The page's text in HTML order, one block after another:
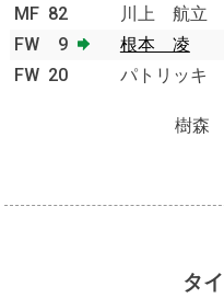
MF 82
川上 航立
FW
9 根本 凌
FW 20 パトリッキ
樹森
タ